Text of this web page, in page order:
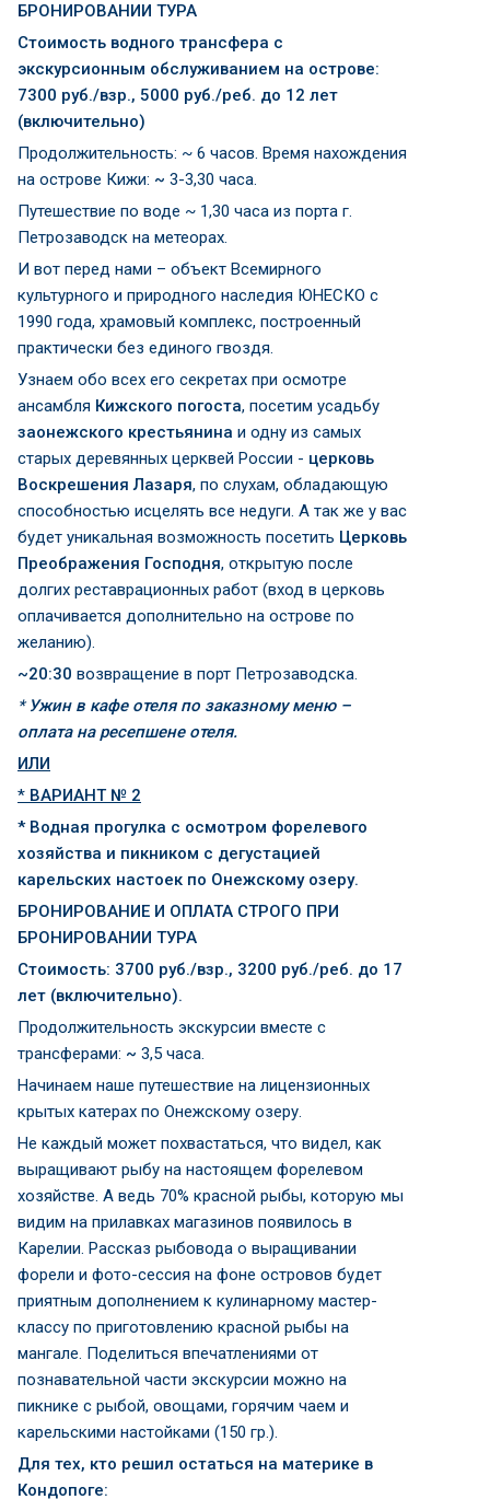
БРОНИРОВАНИИ ТУРА
Стоимость водного трансфера с
экскурсионным обслуживанием на острове:
7300 руб./взр., 5000 руб./реб. до 12 лет
(включительно)
Продолжительность: ~ 6 часов. Время нахождения
на острове Кижи: ~ 3-3,30 часа.
Путешествие по воде ~ 1,30 часа из порта г.
Петрозаводск на метеорах.
И вот перед нами – объект Всемирного
культурного и природного наследия ЮНЕСКО с
1990 года, храмовый комплекс, построенный
практически без единого гвоздя.
Узнаем обо всех его секретах при осмотре
ансамбля Кижского погоста, посетим усадьбу
заонежского крестьянина и одну из самых
старых деревянных церквей России - церковь
Воскрешения Лазаря, по слухам, обладающую
способностью исцелять все недуги. А так же у вас
будет уникальная возможность посетить Церковь
Преображения Господня, открытую после
долгих реставрационных работ (вход в церковь
оплачивается дополнительно на острове по
желанию).
~20:30 возвращение в порт Петрозаводска.
*Ужин в кафе отеля по заказному меню –
оплата на ресепшене отеля.
ИЛИ
* ВАРИАНТ № 2
* Водная прогулка с осмотром форелевого
хозяйства и пикником с дегустацией
карельских настоек по Онежскому озеру.
БРОНИРОВАНИЕ И ОПЛАТА СТРОГО ПРИ
БРОНИРОВАНИИ ТУРА
Стоимость: 3700 руб./взр., 3200 руб./реб. до 17
лет (включительно).
Продолжительность экскурсии вместе с
трансферами: ~ 3,5 часа.
Начинаем наше путешествие на лицензионных
крытых катерах по Онежскому озеру.
Не каждый может похвастаться, что видел, как
выращивают рыбу на настоящем форелевом
хозяйстве. А ведь 70% красной рыбы, которую мы
видим на прилавках магазинов появилось в
Карелии. Рассказ рыбовода о выращивании
форели и фото-сессия на фоне островов будет
приятным дополнением к кулинарному мастер-
классу по приготовлению красной рыбы на
мангале. Поделиться впечатлениями от
познавательной части экскурсии можно на
пикнике с рыбой, овощами, горячим чаем и
карельскими настойками (150 гр.).
Для тех, кто решил остаться на материке в
Кондопоге: